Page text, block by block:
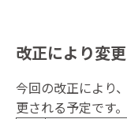
改正により変
今回の改正により
更される予定です。